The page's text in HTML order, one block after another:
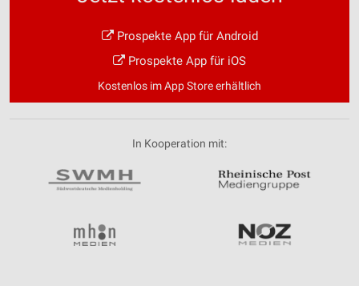
Prospekte App für Android
Prospekte App für iOS
Kostenlos im App Store erhältlich
In Kooperation mit: